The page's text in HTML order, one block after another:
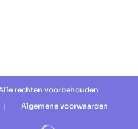
rechten voorbehouden
| Algemene voorwaarden